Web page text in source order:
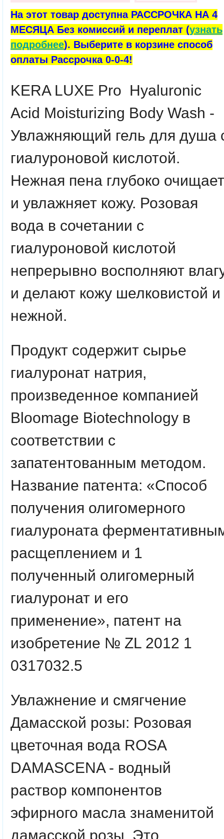
На этот товар доступна РАССРОЧКА НА 4
МЕСЯЦА Без комиссий и переплат (узнать
подробнее). Выберите в корзине способ
оплаты Рассрочка 0-0-4!
KERA LUXE Pro Hyaluronic
Acid Moisturizing Body Wash -
Увлажняющий гель для душа
гиалуроновой кислотой.
Нежная пена глубоко очищает
и увлажняет кожу. Розовая
вода в сочетании с
гиалуроновой кислотой
непрерывно восполняют
и делают кожу шелковистой и
нежной.
Продукт содержит сырье
гиалуронат натрия,
произведенное компанией
Bloomage Biotechnology в
соответствии с
запатентованным методом.
Название патента: «Способ
получения олигомерного
гиалуроната
расщеплением и 1
полученный олигомерный
гиалуронат и его
применение», патент на
изобретение № ZL 2012 1
0317032.5
Увлажнение и смягчение
Дамасской розы: Розовая
цветочная вода ROSA
DAMASCENA - водный
раствор компонентов
эфирного масла знаменитой
дамасской розы. Это